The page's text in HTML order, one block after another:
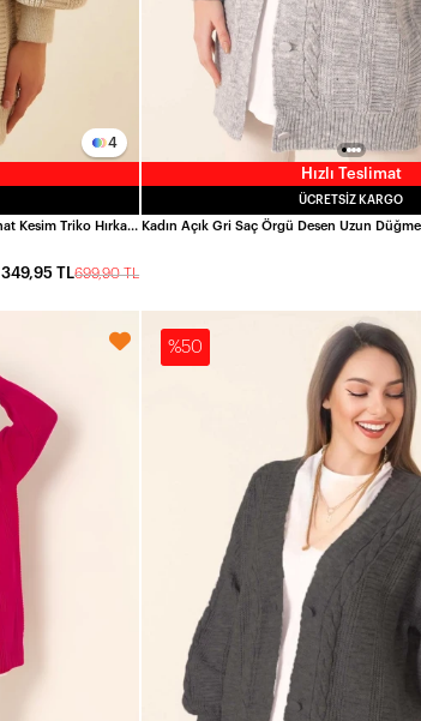
4
Kadın Bej Saç Örgü Desen Uzun Düğmeli Rahat Kesim Triko Hırka HZL23W-BD1100691
699,90 TL
349,95 TL
Hızlı Teslimat
ÜCRETSIZ KARGO
%50